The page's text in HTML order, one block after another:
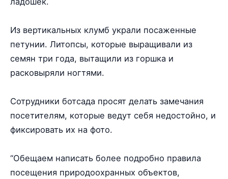
Из вертикальных клумб украли посаженные
петунии. Литопсы, которые выращивали из
семян три года, вытащили из горшка и
расковыряли ногтями.
Сотрудники ботсада просят делать замечания
посетителям, которые ведут себя недостойно, и
фиксировать их на фото.
“Обещаем написать более подробно правила
посещения природоохранных объектов,